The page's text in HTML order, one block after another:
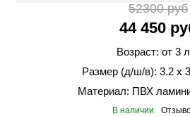
52300 руб
44 450
Возраст: от 3
Размер (д/ш/в): 3.2 х
Материал: ПВХ
В наличии